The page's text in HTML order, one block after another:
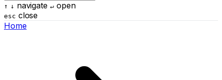
↑ ↓ navigate ↵open
esc close
Home